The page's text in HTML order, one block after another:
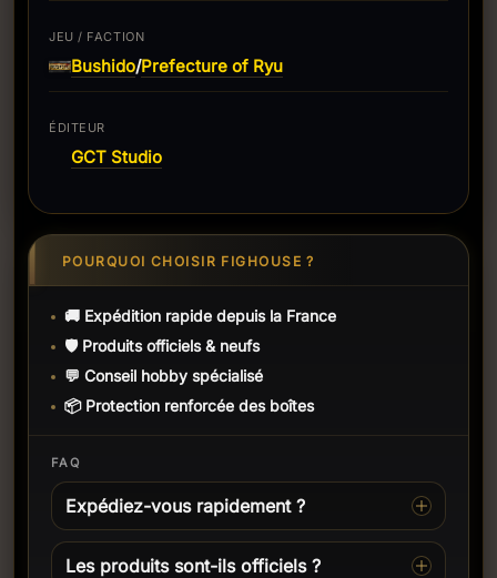
JEU / FACTION
Bushido/Prefecture of Ryu
ÉDITEUR
GCT Studio
POURQUOI CHOISIR FIGHOUSE ?
🚚 Expédition rapide depuis la France
🛡️ Produits officiels & neufs
💬 Conseil hobby spécialisé
📦 Protection renforcée des boîtes
FAQ
Expédiez-vous rapidement ?
Les produits sont-ils officiels ?